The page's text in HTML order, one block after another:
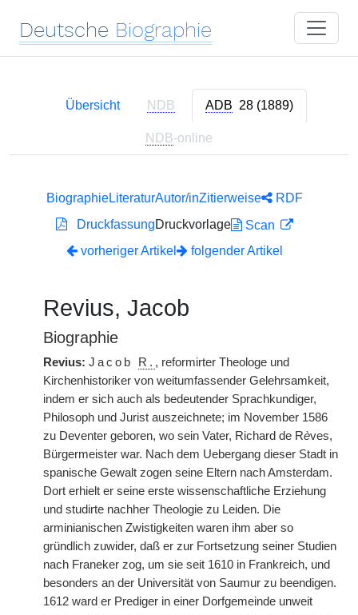
Deutsche Biographie
Übersicht NDB ADB 28 (1889)
NDB-online
BiographieLiteraturAutor/inZitierweise
RDF
DruckfassungDruckvorlage
Scan
vorheriger Artikel
folgender Artikel
Revius, Jacob
Biographie
Revius: Jacob R. , reformirter Theologe und
Kirchenhistoriker von weitumfassender Gelehrsamkeit,
indem er sich auch als bedeutender Sprachkundiger,
Philosoph und Jurist auszeichnete; im November 1586
zu Deventer geboren, wo sein Vater, Richard de Rèves,
Bürgermeister war. Nach dem Uebergang dieser Stadt in
spanische Gewalt zogen seine Eltern nach Amsterdam.
Dort erhielt er seine erste wissenschaftliche Erziehung
und studirte nachher Theologie zu Leiden. Die
arminianischen Zwistigkeiten waren ihm aber so
gründlich zuwider, daß er zur Fortsetzung seiner Studien
nach Franeker zog, um sie seit 1610 in Frankreich, und
besonders an der Universität von Saumur zu beendigen.
1612 ward er Prediger in einer Dorfgemeinde unweit